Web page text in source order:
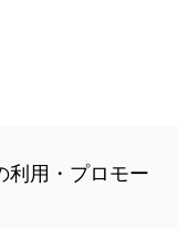
利用・プロモー